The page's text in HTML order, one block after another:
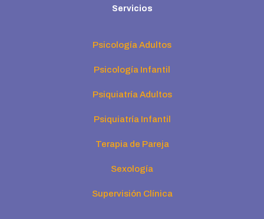
Servicios
Psicología Adultos
Psicología Infantil
Psiquiatría Adultos
Psiquiatría Infantil
Terapia de Pareja
Sexología
Supervisión Clínica